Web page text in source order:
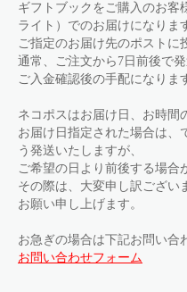
ギフトブックをご購入のお客
ライト）でのお届けになりま
ご指定のお届け先のポストに
通常、ご注文から7日前後で
ご入金確認後の手配になりま
ネコポスはお届け日、お時間
お届け日指定された場合は、
う発送いたしますが、
ご希望の日より前後する場合
その際は、大変申し訳ござい
お願い申し上げます。
お急ぎの場合は下記お問い合
お問い合わせフォーム